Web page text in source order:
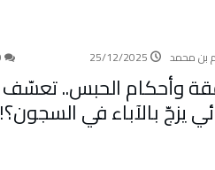
بن محمد 25/12/2025
وأحكام الحبس.. تعسّف
يزجّ بالآباء في السجون؟!